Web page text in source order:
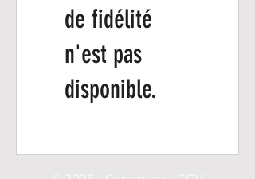
de fidélité
n'est pas
disponible.